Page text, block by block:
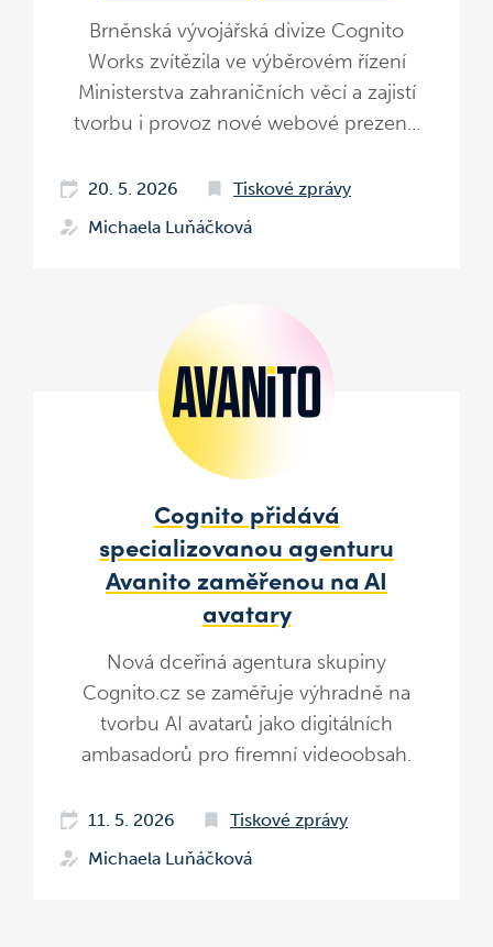
Brněnská vývojářská divize Cognito
Works zvítězila ve výběrovém řízení
Ministerstva zahraničních věcí a zajistí
tvorbu i provoz nové webové prezen...
20. 5. 2026
Tiskové zprávy
Michaela Luňáčková
Cognito přidává
specializovanou agenturu
Avanito zaměřenou na AI
avatary
Nová dceřiná agentura skupiny
Cognito.cz se zaměřuje výhradně na
tvorbu AI avatarů jako digitálních
ambasadorů pro firemní videoobsah.
11. 5. 2026
Tiskové zprávy
Michaela Luňáčková